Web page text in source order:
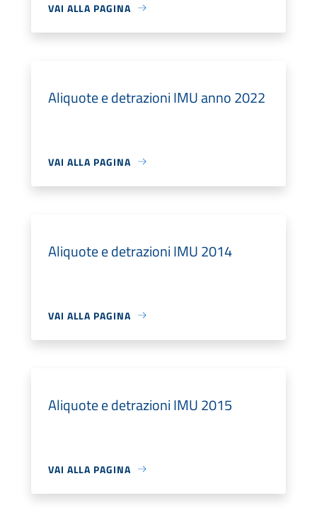
VAI ALLA PAGINA
Aliquote e detrazioni IMU anno 2022
VAI ALLA PAGINA
Aliquote e detrazioni IMU 2014
VAI ALLA PAGINA
Aliquote e detrazioni IMU 2015
VAI ALLA PAGINA